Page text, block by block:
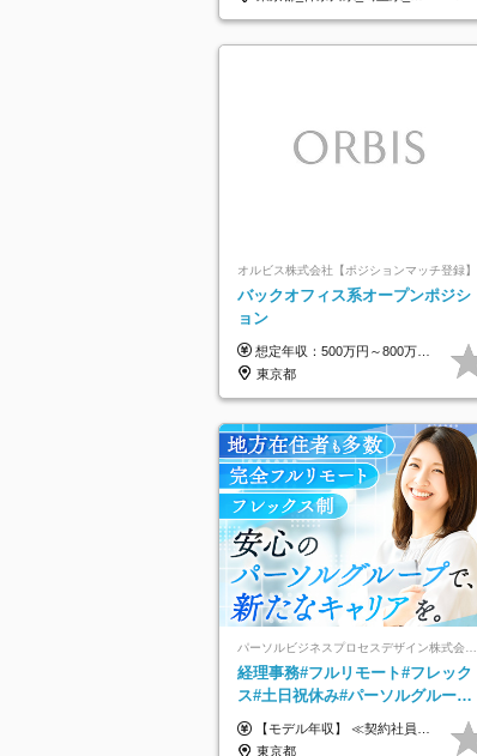
オルビス株式会社【ポジションマッチ登録】
バックオフィス系オープンポジシ
ョン
想定年収：500万円～800万円 ※ご経験やスキルに応じて決定します。 ※上記想定年収はあくまでも目安の金額であり、 選考を通じて上下する可能性があります。
東京都
パーソルビジネスプロセスデザイン株式会社 事業開発本部
経理事務#フルリモート#フレック
ス#土日祝休み#パーソルグループ#
年休120日以上#正社員登用あり#
服装自由
【モデル年収】 ≪契約社員≫ 年収330万円 (基本給23万 ＋ 地区手当3万円 ＋ 賞与)：都内在住 年収264万円 (基本給21万 ＋ 賞与)：静岡県在住 --------------- ●月給21万円～28万9900円＋賞与（年2回）＋各種手当 ●1年目想定給与：年収264万円～364万円 ●経験やスキルに応じて優遇します！ ※お住まいの地域により0～3万円の地区手当を支給しております ※試用期間中（3ヶ月間）の雇用形態および待遇に差異はありません ※残業代については選考時に詳細をご説明します ※通算契約期間の上限は5年となります ≪アルバイト≫ ●時給1,250円～2,300円 ●経験やスキルに応じて優遇します！ ●ご希望に応じ、扶養内での勤務も可能です！ ※試用期間中の雇用形態および待遇に差異はありません
東京都